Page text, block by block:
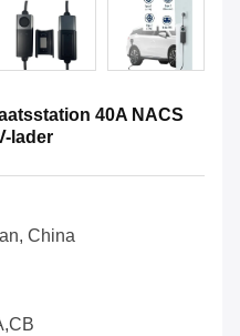
40A NACS
lader
China